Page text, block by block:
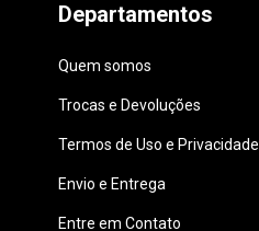
Departamentos
Quem somos
Trocas e Devoluções
Termos de Uso e Privacidade
Envio e Entrega
Entre em Contato